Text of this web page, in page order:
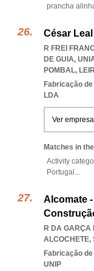
prancha
César
R FREI
DE GUIA,
POMBAL,
Fabricação
LDA
Ver empresa
Matches in
Activity
Portugal ...
Alcomate
R DA GARÇA
ALCOCHETE,
Fabricação
UNIP